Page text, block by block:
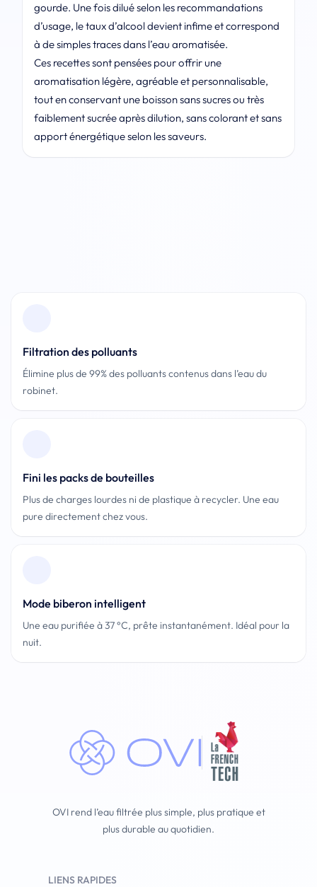
gourde. Une fois dilué selon les recommandations
d’usage, le taux d’alcool devient infime et correspond
à de simples traces dans l’eau aromatisée.
Ces recettes sont pensées pour offrir une
aromatisation légère, agréable et personnalisable,
tout en conservant une boisson sans sucres ou très
faiblement sucrée après dilution, sans colorant et sans
apport énergétique selon les saveurs.
Filtration des polluants
Élimine plus de 99% des polluants contenus dans l’eau du
robinet.
Fini les packs de bouteilles
Plus de charges lourdes ni de plastique à recycler. Une eau
pure directement chez vous.
Mode biberon intelligent
Une eau purifiée à 37 °C, prête instantanément. Idéal pour la
nuit.
OVI rend l’eau filtrée plus simple, plus pratique et
plus durable au quotidien.
LIENS RAPIDES